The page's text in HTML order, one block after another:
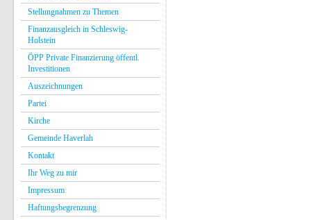
Stellungnahmen zu Themen
Finanzausgleich in Schleswig-
Holstein
ÖPP Private Finanzierung öffentl.
Investitionen
Auszeichnungen
Partei
Kirche
Gemeinde Haverlah
Kontakt
Ihr Weg zu mir
Impressum
Haftungsbegrenzung